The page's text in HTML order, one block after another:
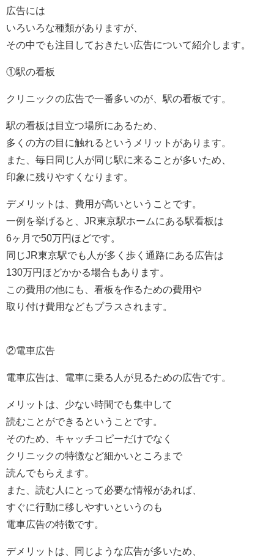
広告には
いろいろな種類がありますが、
その中でも注目しておきたい広告について紹介します。
①駅の看板
クリニックの広告で一番多いのが、駅の看板です。
駅の看板は目立つ場所にあるため、
多くの方の目に触れるというメリットがあります。
また、毎日同じ人が同じ駅に来ることが多いため、
印象に残りやすくなります。
デメリットは、費用が高いということです。
一例を挙げると、JR東京駅ホームにある駅看板は
6ヶ月で50万円ほどです。
同じJR東京駅でも人が多く歩く通路にある広告は
130万円ほどかかる場合もあります。
この費用の他にも、看板を作るための費用や
取り付け費用などもプラスされます。
②電車広告
電車広告は、電車に乗る人が見るための広告です。
メリットは、少ない時間でも集中して
読むことができるということです。
そのため、キャッチコピーだけでなく
クリニックの特徴など細かいところまで
読んでもらえます。
また、読む人にとって必要な情報があれば、
すぐに行動に移しやすいというのも
電車広告の特徴です。
デメリットは、同じような広告が多いため、